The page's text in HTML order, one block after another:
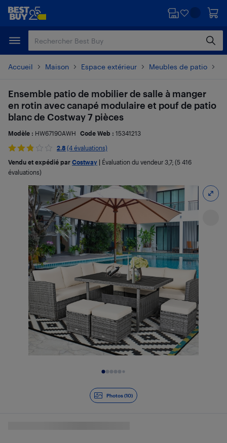
Passer
principal
Passer
Accueil Maison Espace extérieur Meubles de patio
Photos (10)
Ensemble patio de mobilier de salle à manger
en rotin avec canapé modulaire et pouf de patio
blanc de Costway 7 pièces
Modèle : HW67190AWH Code Web : 15341213
2.8 (4 évaluations)
Vendu et expédié par Costway Évaluation du vendeur 3,7; (5 416
évaluations)